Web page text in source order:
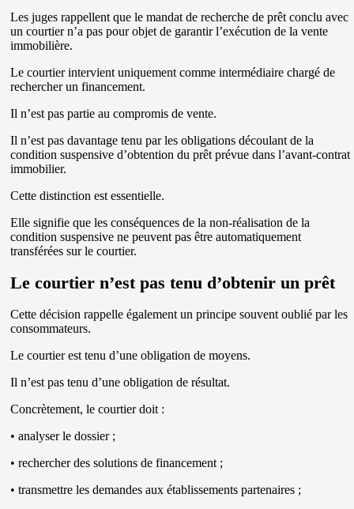
Les juges rappellent que le mandat de recherche de prêt conclu avec
un courtier n’a pas pour objet de garantir l’exécution de la vente
immobilière.
Le courtier intervient uniquement comme intermédiaire chargé de
rechercher un financement.
Il n’est pas partie au compromis de vente.
Il n’est pas davantage tenu par les obligations découlant de la
condition suspensive d’obtention du prêt prévue dans l’avant-contrat
immobilier.
Cette distinction est essentielle.
Elle signifie que les conséquences de la non-réalisation de la
condition suspensive ne peuvent pas être automatiquement
transférées sur le courtier.
Le courtier n’est pas tenu d’obtenir un prêt
Cette décision rappelle également un principe souvent oublié par les
consommateurs.
Le courtier est tenu d’une obligation de moyens.
Il n’est pas tenu d’une obligation de résultat.
Concrètement, le courtier doit :
• analyser le dossier ;
• rechercher des solutions de financement ;
• transmettre les demandes aux établissements partenaires ;